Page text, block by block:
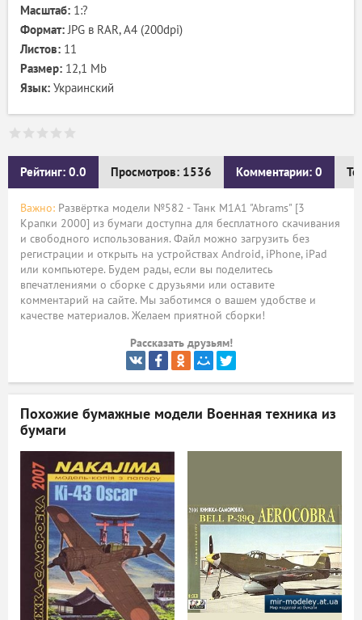
Масштаб: 1:?
Формат:JPG в RAR, А4 (200dpi)
Листов: 11
Размер: 12,1 Mb
Язык: Украинский
Рейтинг: 0.0 Просмотров: 1536 Комментарии: 0
Важно: Развёртка модели №582 - Танк M1A1 "Abrams" [3
Крапки 2000] из бумаги доступна для бесплатного скачивания
и свободного использования. Файл можно загрузить без
регистрации и открыть на устройствах Android, iPhone, iPad
или компьютере. Будем рады, если вы поделитесь
впечатлениями о сборке с друзьями или оставите
комментарий на сайте. Мы заботимся о вашем удобстве и
качестве материалов. Желаем приятной сборки!
Рассказать друзьям!
Похожие бумажные модели Военная техника из
бумаги